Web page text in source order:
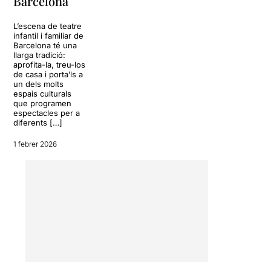
L’escena de teatre
infantil i familiar de
Barcelona té una
llarga tradició:
aprofita-la, treu-los
de casa i porta’ls a
un dels molts
espais culturals
que programen
espectacles per a
diferents […]
1 febrer 2026